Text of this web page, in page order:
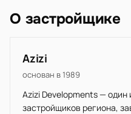
О застройщике
Azizi
основан в 1989
Azizi Developments —
застройщиков региона,